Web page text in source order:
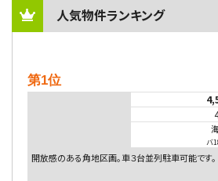
人気物件ランキング
第1位
バ
開放感のある角地区画。車３台並列駐車可能で